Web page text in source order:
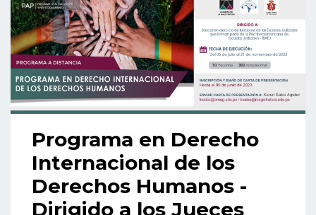
Programa en Derecho
Internacional de los
Derechos Humanos -
Dirigido a los Jueces